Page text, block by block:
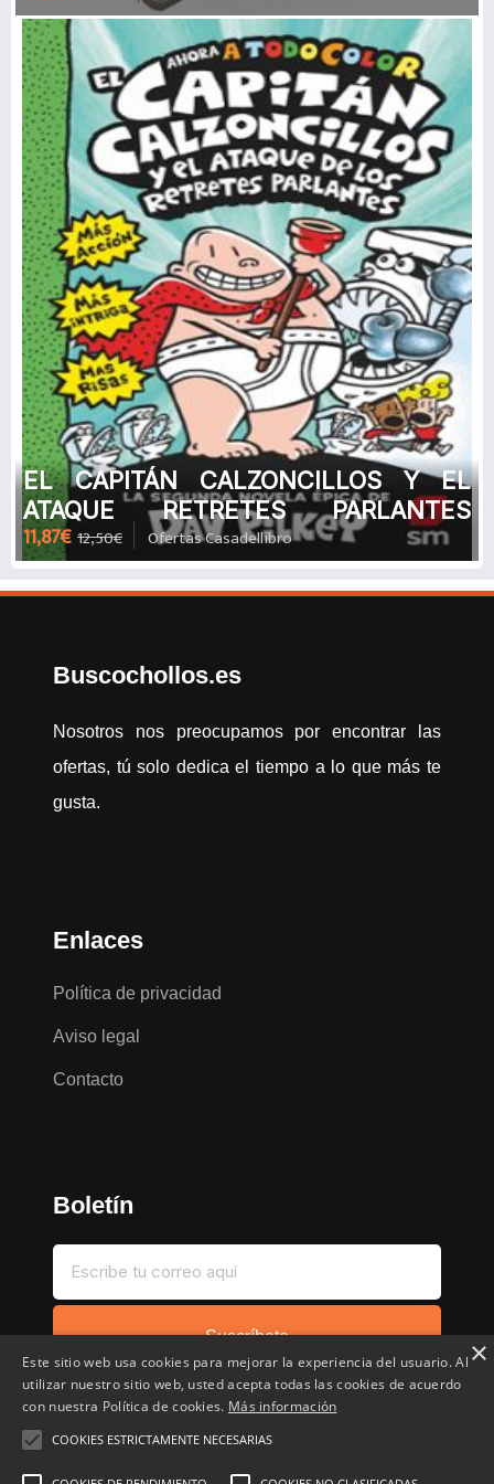
EL CAPITÁN CALZONCILLOS Y EL
ATAQUE RETRETES PARLANTES
(COLOR) de DAV PILKEY
11,87€ 12,50€ Ofertas Casadellibro
Buscochollos.es
Nosotros nos preocupamos por encontrar las
ofertas, tú solo dedica el tiempo a lo que más te
gusta.
Enlaces
Política de privacidad
Aviso legal
Contacto
Boletín
Suscríbete
Inicio Compartir chollo Destacados Cronológico
×
Este sitio web usa cookies para mejorar la experiencia del usuario. Al
utilizar nuestro sitio web, usted acepta todas las cookies de acuerdo
con nuestra Política de cookies. Más información
COOKIES ESTRICTAMENTE NECESARIAS